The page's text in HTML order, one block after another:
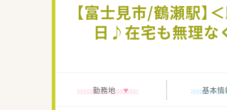
【富士見市/鶴瀬駅
日♪在宅も無理な
勤務地 基本情